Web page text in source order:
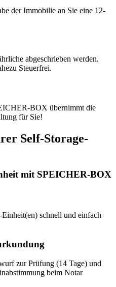
der Immobilie an Sie eine 12-
abgeschrieben werden.
Steuerfrei.
BOX übernimmt die
für Sie!
Self-Storage-
mit SPEICHER-BOX
schnell und einfach
zur Prüfung (14 Tage) und
beim Notar